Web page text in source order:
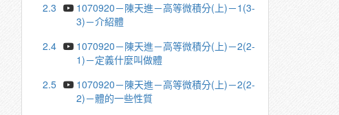
2.3
1070920－陳天進－高等微積分(上)－1(3-
3)－介紹體
2.4
1070920－陳天進－高等微積分(上)－2(2-
1)－定義什麼叫做體
2.5
1070920－陳天進－高等微積分(上)－2(2-
2)－體的一些性質